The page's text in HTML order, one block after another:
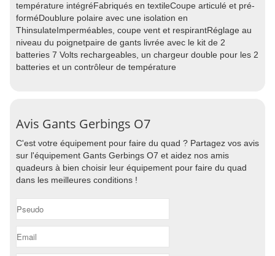
température intégréFabriqués en textileCoupe articulé et pré-
forméDoublure polaire avec une isolation en
ThinsulateImperméables, coupe vent et respirantRéglage au
niveau du poignetpaire de gants livrée avec le kit de 2
batteries 7 Volts rechargeables, un chargeur double pour les 2
batteries et un contrôleur de température
Avis Gants Gerbings O7
C'est votre équipement pour faire du quad ? Partagez vos avis
sur l'équipement Gants Gerbings O7 et aidez nos amis
quadeurs à bien choisir leur équipement pour faire du quad
dans les meilleures conditions !